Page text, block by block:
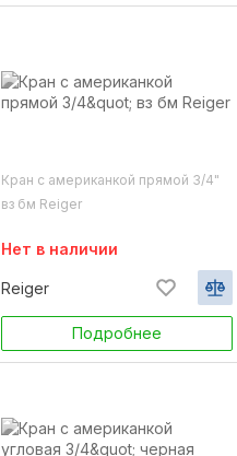
Кран с американкой прямой 3/4"
вз бм Reiger
Нет в наличии
Reiger
Подробнее